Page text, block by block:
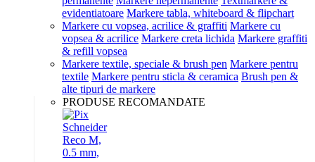
evidentiatoare Markere tabla, whiteboard & flipchart
Markere cu vopsea, acrilice & graffiti Markere cu
vopsea & acrilice Markere creta lichida Markere graffiti
& refill vopsea
Markere textile, speciale & brush pen Markere pentru
textile Markere pentru sticla & ceramica Brush pen &
alte tipuri de markere
PRODUSE RECOMANDATE